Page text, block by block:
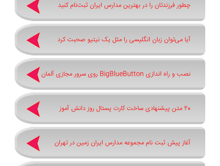
چطور فرزندتان را در بهترین مدارس ایران ثبت‌نام کنید
آیا می‌توان زبان انگلیسی را مثل یک نیتیو صحبت کرد
نصب و راه اندازی BigBlueButton روی سرور مجازی آلمان
20 متن پیشنهادی ساخت کارت پستال روز دانش آموز
آغاز پیش ثبت‌ نام مجموعه مدارس ایران زمین در تهران